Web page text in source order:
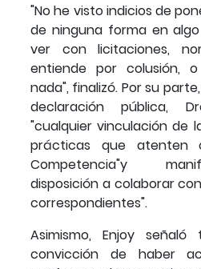
"No he visto indicios de
de ninguna forma en
ver con licitaciones,
entiende por colusión,
nada", finalizó. Por su
declaración pública,
"cualquier vinculación de
prácticas que atenten
Competencia"y
disposición a colaborar
correspondientes".
Asimismo, Enjoy señaló
convicción de haber